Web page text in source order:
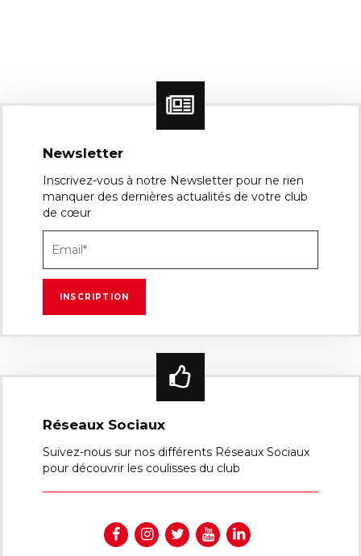
Newsletter
Inscrivez-vous à notre Newsletter pour ne rien
manquer des dernières actualités de votre club
de cœur
Réseaux Sociaux
Suivez-nous sur nos différents Réseaux Sociaux
pour découvrir les coulisses du club